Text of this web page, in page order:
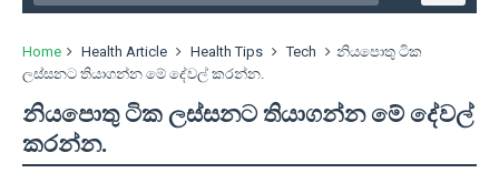
Home Health Article Health Tips Tech
නියපොතු ටික
ලස්සනට තියාගන්න මේ දේවල් කරන්න.
නියපොතු ටික ලස්සනට තියාගන්න මේ දේවල්
කරන්න.